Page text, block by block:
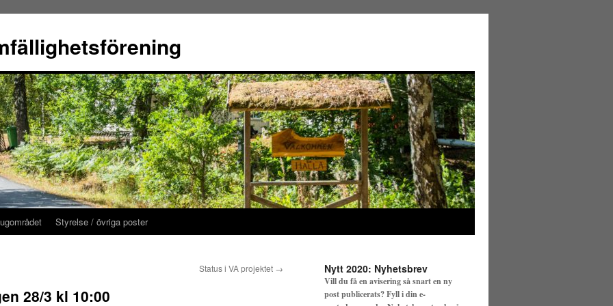
Styrelse / övriga poster
Status i VA projektet →
28/3 kl 10:00
Nytt 2020: Nyhetsbrev
Vill du få en avisering så snart en ny
post publicerats? Fyll i din e-